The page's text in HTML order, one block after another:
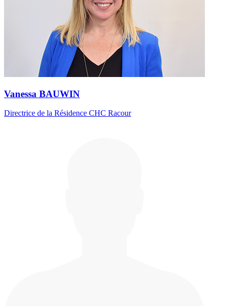
Vanessa BAUWIN
Directrice de la Résidence CHC Racour